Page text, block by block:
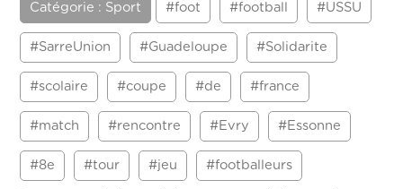
Catégorie : Sport #foot #football #USSU
#SarreUnion #Guadeloupe #Solidarite
#scolaire #coupe #de #france
#match #rencontre #Evry #Essonne
#8e #tour #jeu #footballeurs